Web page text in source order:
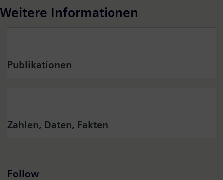
Weitere Informationen
Publikationen
Zahlen, Daten, Fakten
Follow